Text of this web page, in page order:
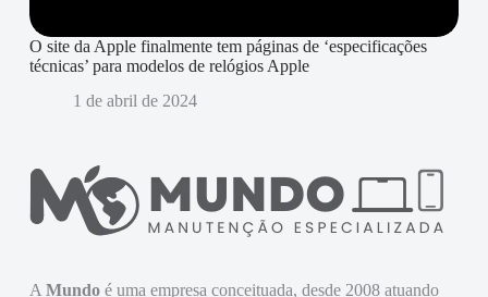
O site da Apple finalmente tem páginas de ‘especificações
técnicas’ para modelos de relógios Apple
1 de abril de 2024
A Mundoé uma empresa conceituada, desde 2008 atuando